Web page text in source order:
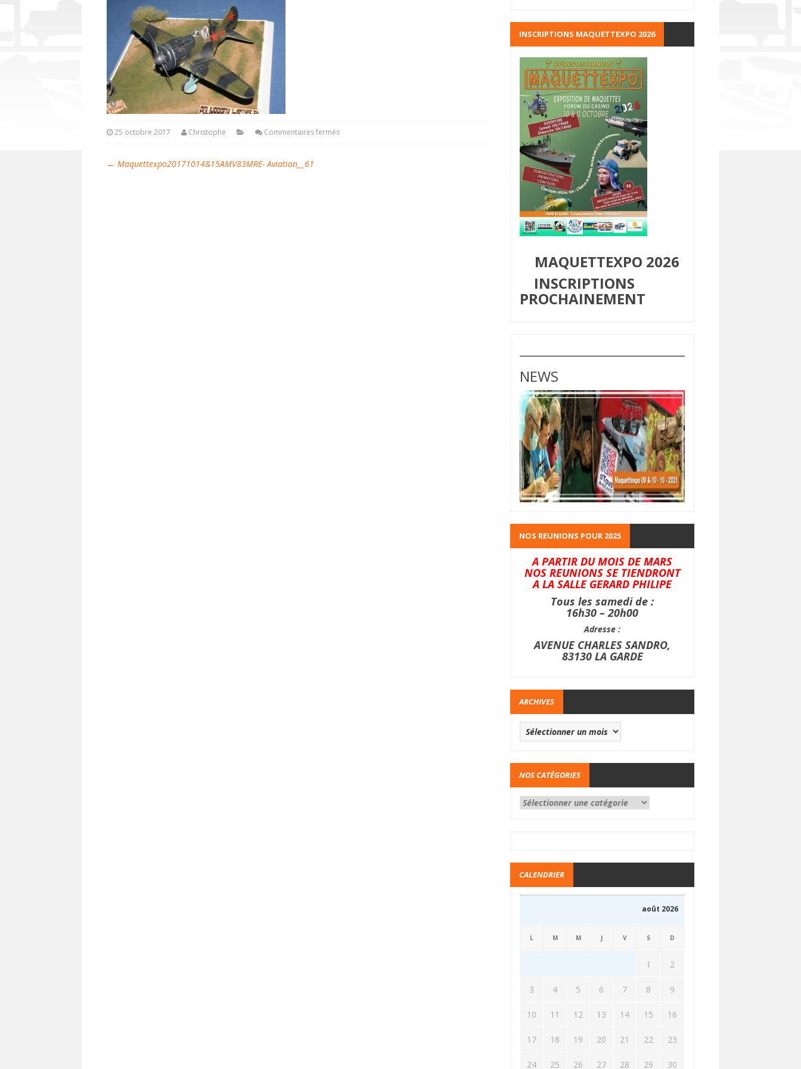
25 octobre 2017 Christophe Commentaires fermés
← Maquettexpo20171014&15AMV83MRE- Aviation__61
INSCRIPTIONS MAQUETTEXPO 2026
MAQUETTEXPO 2026
INSCRIPTIONS
PROCHAINEMENT
NEWS
NOS REUNIONS POUR 2025
A PARTIR DU MOIS DE MARS
NOS REUNIONS SE TIENDRONT
A LA SALLE GERARD PHILIPE
Tous les samedi de :
16h30 – 20h00
Adresse :
AVENUE CHARLES SANDRO,
83130 LA GARDE
ARCHIVES
NOS CATÉGORIES
CALENDRIER
août 2026
L M M J V S D
1 2
3 4 5 6 7 8 9
10 11 12 13 14 15 16
17 18 19 20 21 22 23
24 25 26 27 28 29 30